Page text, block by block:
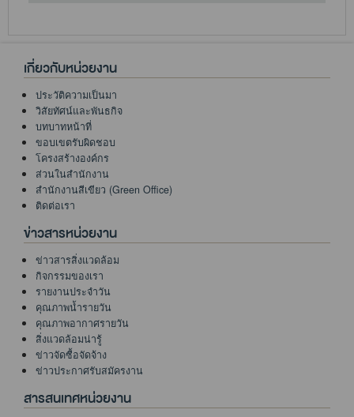
เกี่ยวกับหน่วยงาน
ประวัติความเป็นมา
วิสัยทัศน์และพันธกิจ
บทบาทหน้าที่
ขอบเขตรับผิดชอบ
โครงสร้างองค์กร
ส่วนในสำนักงาน
สำนักงานสีเขียว (Green Office)
ติดต่อเรา
ข่าวสารหน่วยงาน
ข่าวสารสิ่งแวดล้อม
กิจกรรมของเรา
รายงานประจำวัน
คุณภาพน้ำรายวัน
คุณภาพอากาศรายวัน
สิ่งแวดล้อมน่ารู้
ข่าวจัดซื้อจัดจ้าง
ข่าวประกาศรับสมัครงาน
สารสนเทศหน่วยงาน